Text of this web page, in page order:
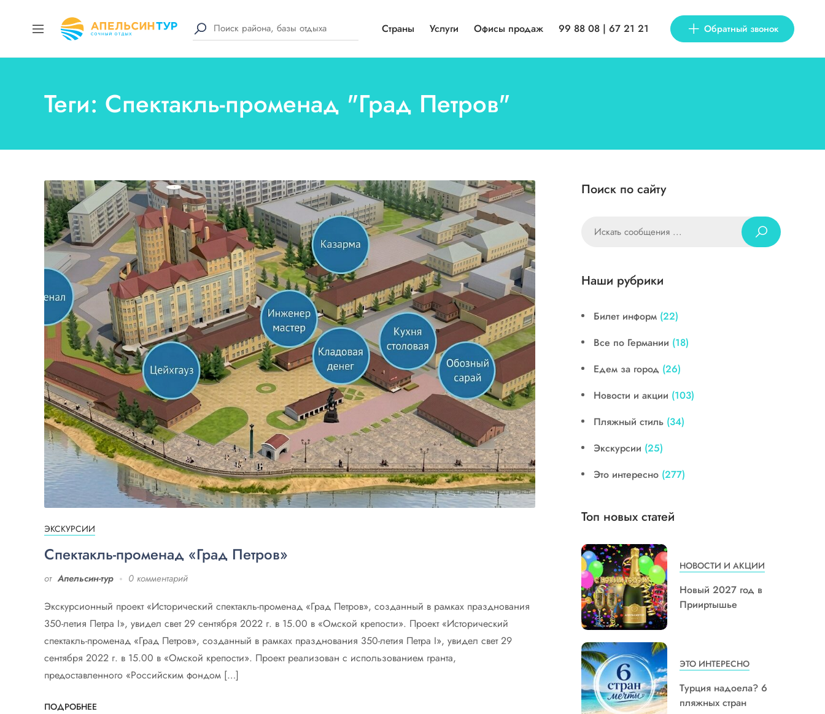
Страны Услуги Офисы продаж 99 88 08 | 67 21 21 Обратный звонок
Теги: Спектакль-променад "Град Петров"
ЭКСКУРСИИ
Спектакль-променад «Град Петров»
от Апельсин-тур 0 комментарий
Экскурсионный проект «Исторический спектакль-променад «Град Петров», созданный в рамках празднования
350-летия Петра I», увидел свет 29 сентября 2022 г. в 15.00 в «Омской крепости». Проект «Исторический
спектакль-променад «Град Петров», созданный в рамках празднования 350-летия Петра I», увидел свет 29
сентября 2022 г. в 15.00 в «Омской крепости». Проект реализован с использованием гранта,
предоставленного «Российским фондом […]
ПОДРОБНЕЕ
Поиск по сайту
Наши рубрики
Билет информ (22)
Все по Германии (18)
Едем за город (26)
Новости и акции (103)
Пляжный стиль (34)
Экскурсии (25)
Это интересно (277)
Топ новых статей
НОВОСТИ И АКЦИИ
Новый 2027 год в
Прииртышье
ЭТО ИНТЕРЕСНО
Турция надоела? 6
пляжных стран